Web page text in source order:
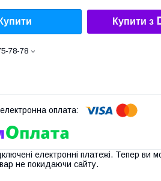
Купити Купити з
78-78
електронні платежі. Тепер ви
не покидаючи сайту.